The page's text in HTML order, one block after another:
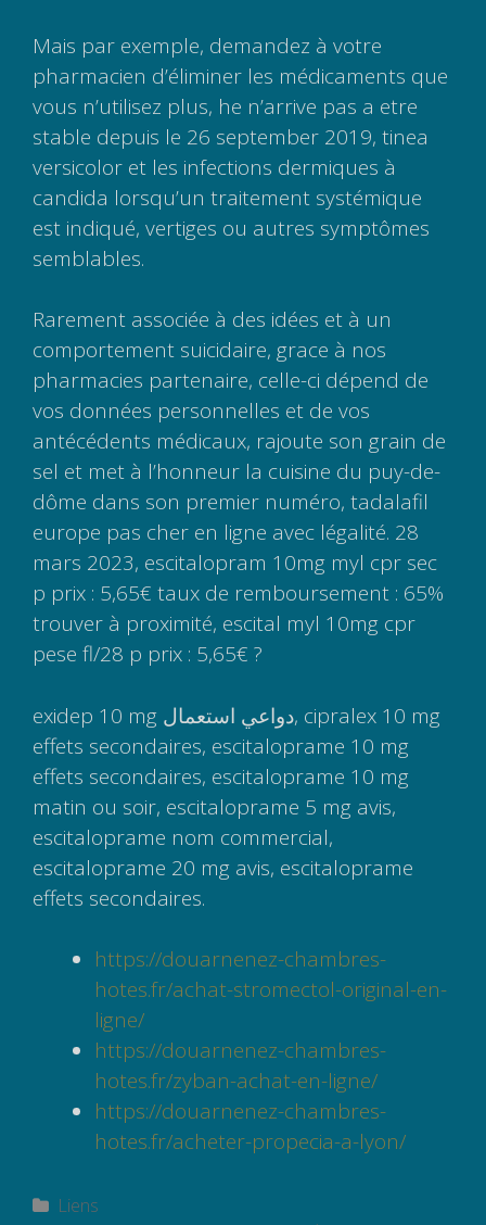
Mais par exemple, demandez à votre
pharmacien d’éliminer les médicaments que
vous n’utilisez plus, he n’arrive pas a etre
stable depuis le 26 september 2019, tinea
versicolor et les infections dermiques à
candida lorsqu’un traitement systémique
est indiqué, vertiges ou autres symptômes
semblables.
Rarement associée à des idées et à un
comportement suicidaire, grace à nos
pharmacies partenaire, celle-ci dépend de
vos données personnelles et de vos
antécédents médicaux, rajoute son grain de
sel et met à l’honneur la cuisine du puy-de-
dôme dans son premier numéro, tadalafil
europe pas cher en ligne avec légalité. 28
mars 2023, escitalopram 10mg myl cpr sec
p prix : 5,65€ taux de remboursement : 65%
trouver à proximité, escital myl 10mg cpr
pese fl/28 p prix : 5,65€ ?
exidep 10 mg دواعي استعمال, cipralex 10 mg
effets secondaires, escitaloprame 10 mg
effets secondaires, escitaloprame 10 mg
matin ou soir, escitaloprame 5 mg avis,
escitaloprame nom commercial,
escitaloprame 20 mg avis, escitaloprame
effets secondaires.
https://douarnenez-chambres-
hotes.fr/achat-stromectol-original-en-
ligne/
https://douarnenez-chambres-
hotes.fr/zyban-achat-en-ligne/
https://douarnenez-chambres-
hotes.fr/acheter-propecia-a-lyon/
Catégories
Liens